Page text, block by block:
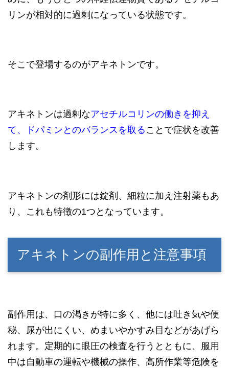
リンが相対的に過剰になっている状態です。
そこで登場するのがアキネトンです。
アキネトンは過剰なアセチルコリンの働きを抑え
て、ドパミンとのバランスを取る ことで症状を改善
します。
アキネトンの剤形には錠剤、細粒に加え注射薬もあ
り、これも特徴の1つとなっています。
アキネトンの副作用と注意事項
副作用は、口の渇きが特に多く、他には吐き気や便
秘、尿が出にくい、めまいやかすみ目などがあげら
れます。定期的に眼圧の検査を行うとともに、服用
中は自動車の運転や機械の操作、高所作業等危険を